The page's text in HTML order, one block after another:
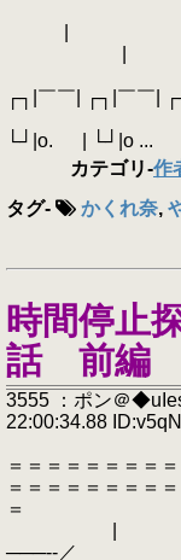
┌┐|￣￣| ┌┐|￣￣|
└┘|o. | └┘|o ...
カテゴリ-作
タグ- かくれ奈,
時間停止
話 前編
3555 ：ポン＠
22:00:34.88
＝＝＝＝＝＝＝＝
＝＝＝＝＝＝＝＝
＝
| ＼_＿＿
───‐‐／